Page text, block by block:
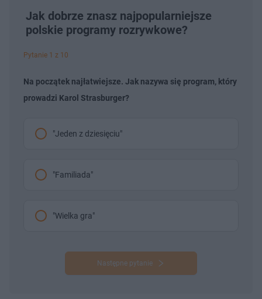
Jak dobrze znasz najpopularniejsze
polskie programy rozrywkowe?
Pytanie 1 z 10
Na początek najłatwiejsze. Jak nazywa się program, który
prowadzi Karol Strasburger?
"Jeden z dziesięciu"
"Familiada"
"Wielka gra"
Następne pytanie